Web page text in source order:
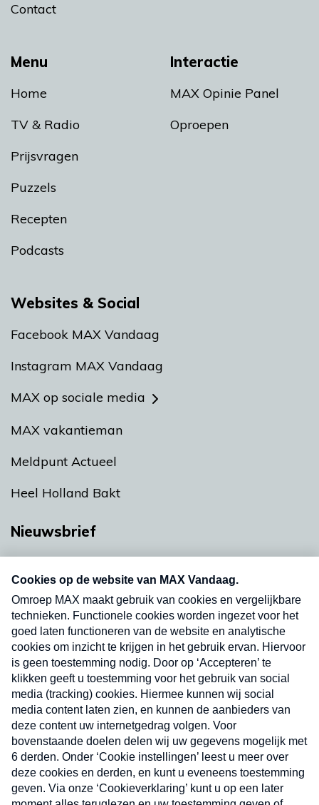
Menu
Home
TV & Radio
Prijsvragen
Puzzels
Recepten
Podcasts
Interactie
MAX Opinie Panel
Oproepen
Contact
Websites & Social
Facebook MAX Vandaag
Instagram MAX Vandaag
MAX op sociale media
MAX vakantieman
Meldpunt Actueel
Heel Holland Bakt
Nieuwsbrief
Neem hier een gratis abonnement op onze
nieuwsbrief. Elke vrijdag- en dinsdagochtend in
uw mailbox.
Verzend
Nieuwsbrief
Neem hier een gratis abonnement op onze